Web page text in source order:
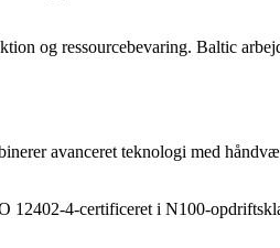
og ressourcebevaring. Baltic
avanceret teknologi med
12402-4-certificeret i N100-